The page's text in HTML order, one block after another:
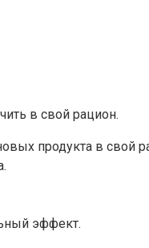
в свой рацион.
продукта в
эффект.